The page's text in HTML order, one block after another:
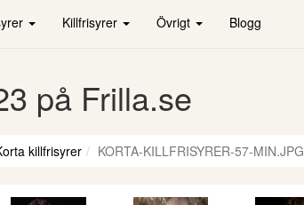
Killfrisyrer Övrigt Blogg
på Frilla.se
killfrisyrer KORTA-KILLFRISYRER-57-MIN.JPG